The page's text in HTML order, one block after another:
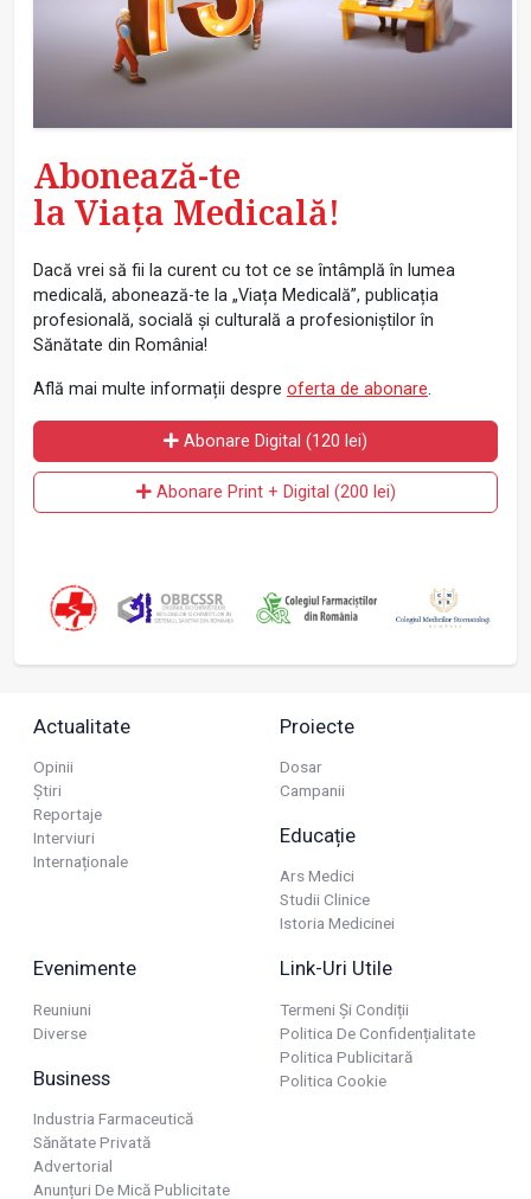
Abonează-te
la Viața Medicală!
Dacă vrei să fii la curent cu tot ce se întâmplă în lumea
medicală, abonează-te la „Viața Medicală”, publicația
profesională, socială și culturală a profesioniștilor în
Sănătate din România!
Află mai multe informații despre oferta de abonare.
Abonare Digital (120 lei)
Abonare Print + Digital (200 lei)
Actualitate
Opinii
Știri
Reportaje
Interviuri
Internaționale
Proiecte
Dosar
Campanii
Educație
Ars Medici
Studii Clinice
Istoria Medicinei
Evenimente
Reuniuni
Diverse
Business
Industria Farmaceutică
Sănătate Privată
Advertorial
Anunțuri De Mică Publicitate
Link-Uri Utile
Termeni Și Condiții
Politica De Confidențialitate
Politica Publicitară
Politica Cookie